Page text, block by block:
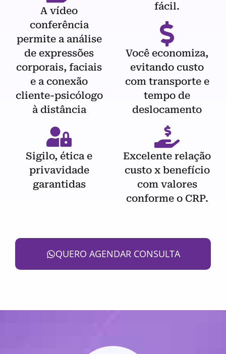
A vídeo
conferência
permite a análise
de expressões
corporais, faciais
e a conexão
cliente-psicólogo
à distância
Sigilo, ética e
privavidade
garantidas
fácil.
Você economiza,
evitando custo
com transporte e
tempo de
deslocamento
Excelente relação
custo x benefício
com valores
conforme o CRP.
QUERO AGENDAR CONSULTA